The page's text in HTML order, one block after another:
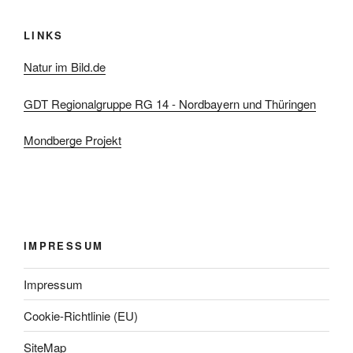
LINKS
Natur im Bild.de
GDT Regionalgruppe RG 14 - Nordbayern und Thüringen
Mondberge Projekt
IMPRESSUM
Impressum
Cookie-Richtlinie (EU)
SiteMap